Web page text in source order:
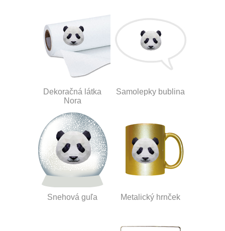
Dekoračná látka
Nora
Samolepky bublina
Snehová guľa Metalický hrnček